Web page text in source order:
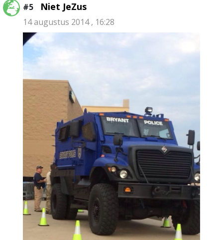
#5 Niet JeZus
14 augustus 2014 , 16:28